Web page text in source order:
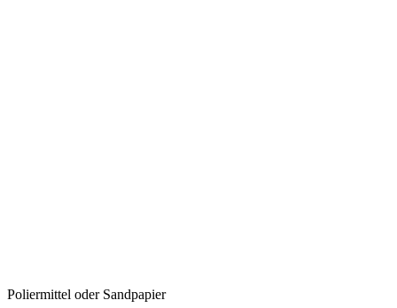
Poliermittel oder Sandpapier